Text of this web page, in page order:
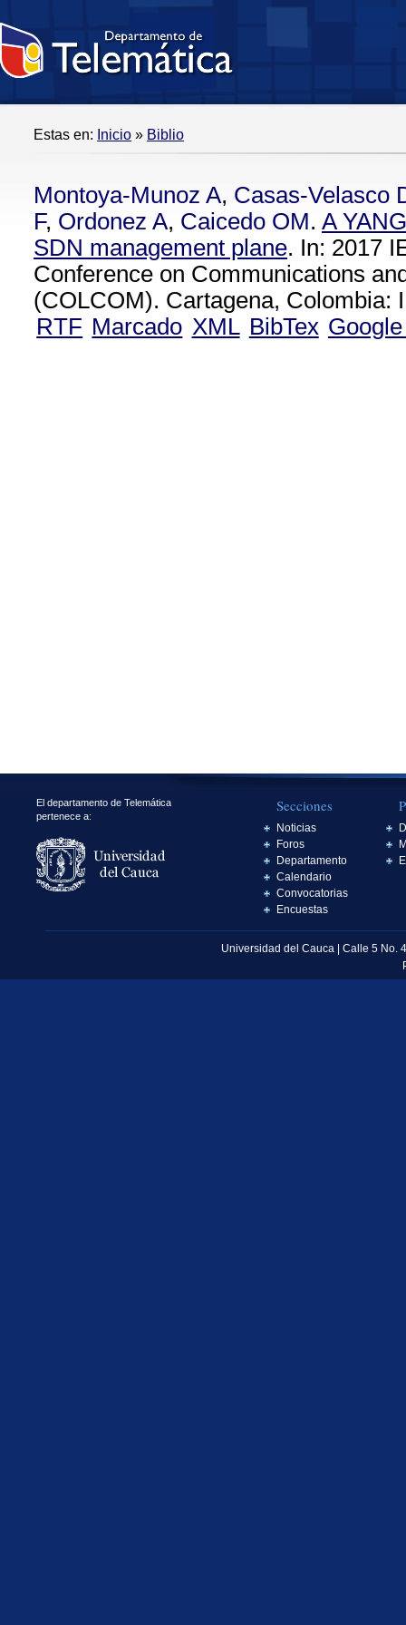
Estas en: Inicio » Biblio
Montoya-Munoz A, Casas-Velasco
F, Ordonez A, Caicedo OM. A
SDN management plane. In: 2017
Conference on Communications
(COLCOM). Cartagena, Colombia:
RTF Marcado XML BibTex
El departamento de Telemática
pertenece a:
Secciones
Noticias
Foros
Departamento
Calendario
Convocatorias
Encuestas
Universidad del Cauca | Calle 5 No.